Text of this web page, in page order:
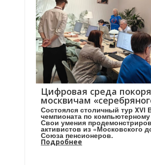
Цифровая среда
москвичам
Состоялся столичный тур XVI
чемпионата по компьютерному
Свои умения
активистов из «Московского
Союза пенсионеров.
Подробнее